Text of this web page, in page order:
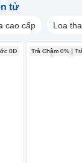
tử
cao cấp Loa
0Đ Trả Chậm 0% |